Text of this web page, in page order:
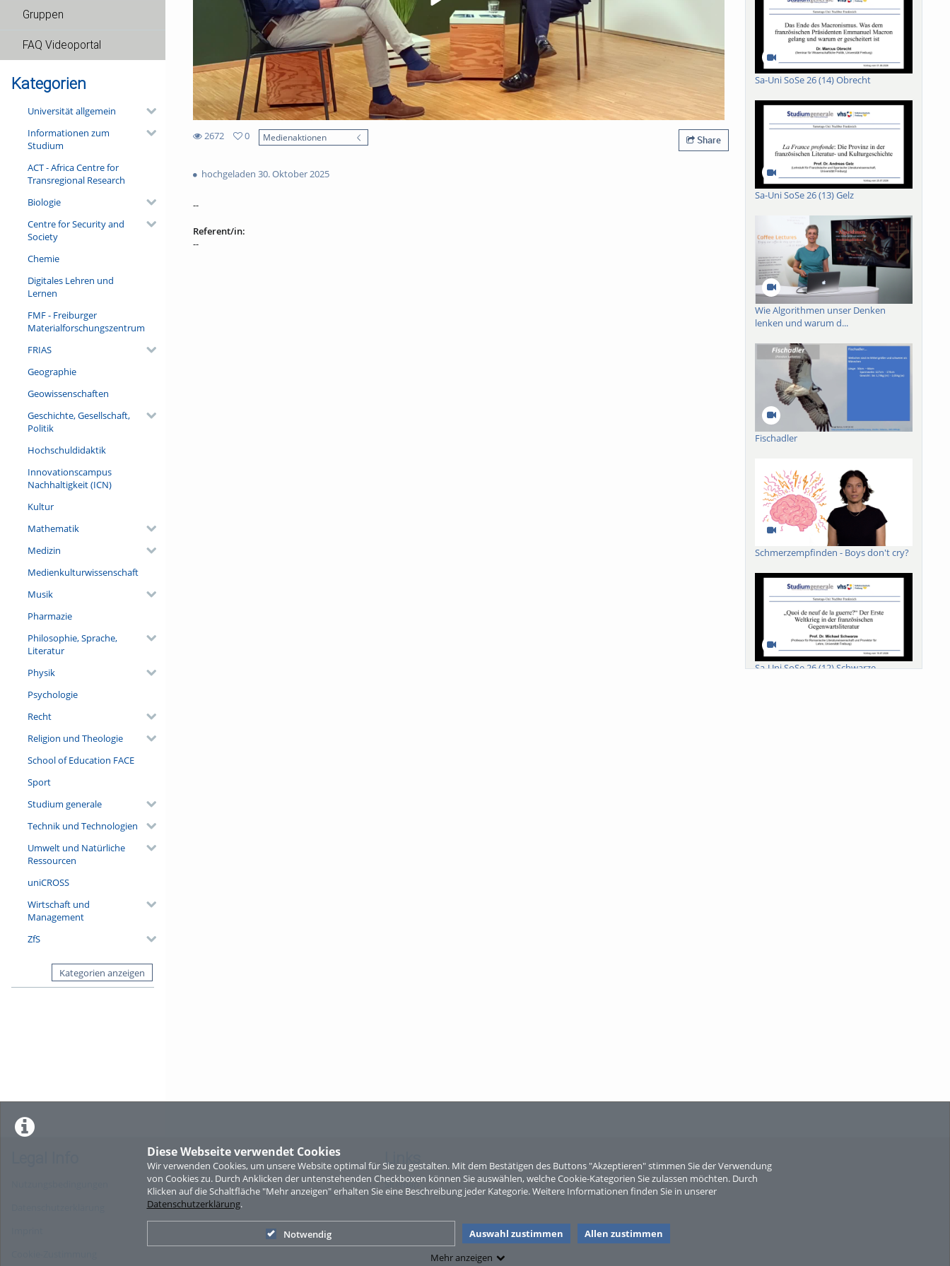
Diese Webseite verwendet Cookies
Wir verwenden Cookies, um unsere Website optimal für Sie zu gestalten. Mit dem Bestätigen des Buttons "Akzeptieren" stimmen Sie der Verwendung
von Cookies zu. Durch Anklicken der untenstehenden Checkboxen können Sie auswählen, welche Cookie-Kategorien Sie zulassen möchten. Durch
Klicken auf die Schaltfläche "Mehr anzeigen" erhalten Sie eine Beschreibung jeder Kategorie. Weitere Informationen finden Sie in unserer
Datenschutzerklärung.
Notwendig Auswahl zustimmen
Allen zustimmen
Mehr anzeigen
Gruppen
FAQ Videoportal
Kategorien
Universität allgemein
Informationen zum
Studium
ACT - Africa Centre for
Transregional Research
Biologie
Centre for Security and
Society
Chemie
Digitales Lehren und
Lernen
FMF - Freiburger
Materialforschungszentrum
FRIAS
Geographie
Geowissenschaften
Geschichte, Gesellschaft,
Politik
Hochschuldidaktik
Innovationscampus
Nachhaltigkeit (ICN)
Kultur
Mathematik
Medizin
Medienkulturwissenschaft
Musik
Pharmazie
Philosophie, Sprache,
Literatur
Physik
Psychologie
Recht
Religion und Theologie
School of Education FACE
Sport
Studium generale
Technik und Technologien
Umwelt und Natürliche
Ressourcen
uniCROSS
Wirtschaft und
Management
ZfS
Kategorien anzeigen
2672
views
0
Medienaktionen Share
hochgeladen 30. Oktober 2025
--
Referent/in:
--
Sa-Uni SoSe 26 (14) Obrecht
Sa-Uni SoSe 26 (13) Gelz
Wie Algorithmen unser Denken
lenken und warum d...
Fischadler
Schmerzempfinden - Boys don't cry?
Sa-Uni SoSe 26 (12) Schwarze
Sperber
Links
Sitemap